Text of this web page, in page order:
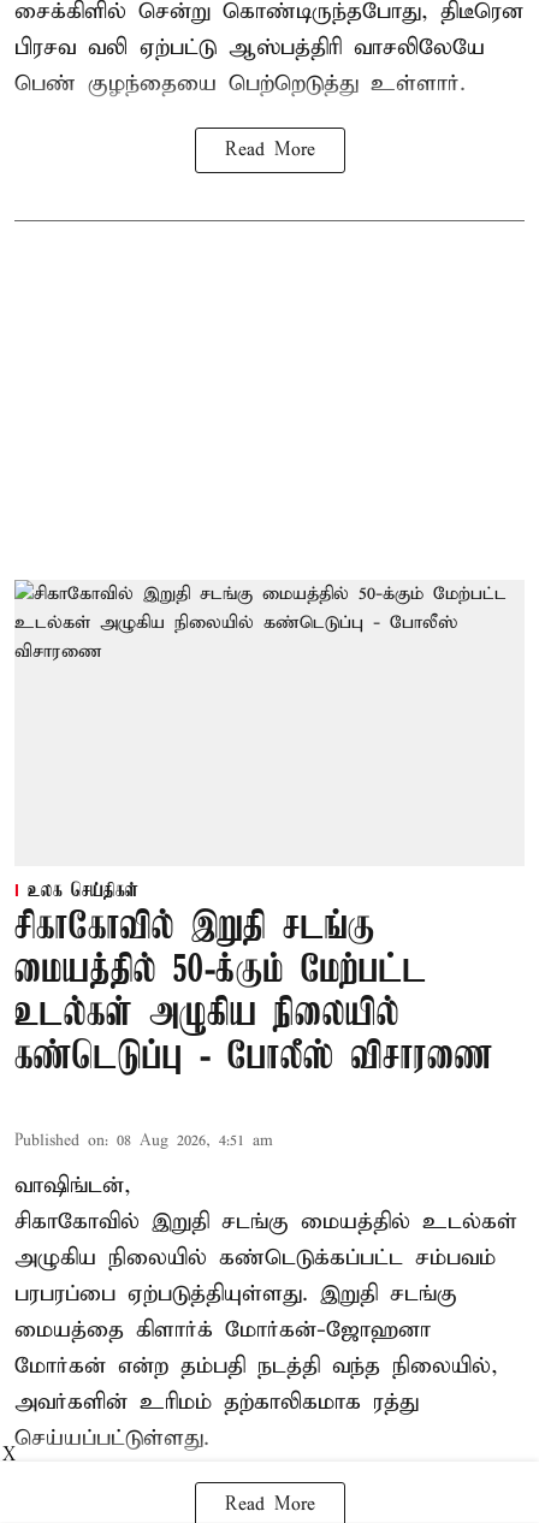
சைக்கிளில் சென்று கொண்டிருந்தபோது, திடீரென
பிரசவ வலி ஏற்பட்டு ஆஸ்பத்திரி வாசலிலேயே
பெண் குழந்தையை பெற்றெடுத்து உள்ளார்.
Read More
உலக செய்திகள்
சிகாகோவில் இறுதி சடங்கு
மையத்தில் 50-க்கும் மேற்பட்ட
உடல்கள் அழுகிய நிலையில்
கண்டெடுப்பு - போலீஸ் விசாரணை
Published on: 08 Aug 2026, 4:51 am
வாஷிங்டன்,
சிகாகோவில் இறுதி சடங்கு மையத்தில் உடல்கள்
அழுகிய நிலையில் கண்டெடுக்கப்பட்ட சம்பவம்
பரபரப்பை ஏற்படுத்தியுள்ளது. இறுதி சடங்கு
மையத்தை கிளார்க் மோர்கன்-ஜோஹனா
மோர்கன் என்ற தம்பதி நடத்தி வந்த நிலையில்,
அவர்களின் உரிமம் தற்காலிகமாக ரத்து
செய்யப்பட்டுள்ளது.
Read More
X